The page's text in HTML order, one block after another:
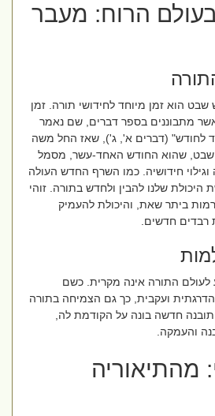
הרוח: מעבר
הוא זמן מיוחד לחידושי תורה. זמן
מתבוננים בספר דברים, שם נאמר
(דברים א', ג'), שאז החל משה
שהוא החודש האחד-עשר, מסמל
חידושיה. כמו השרף החדש העולה
שלנו להבין ולחדש בתורה. זוהי
ביתר שאת, והיכולת להעמיק
חדשים.
התורה אינה מקרית. כשם
ועקבית, כך גם הצמיחה בתורה
חדשה בונה על הקודמת לה,
והעמקה.
מהתיאוריה